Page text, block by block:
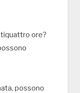
ore?
possono